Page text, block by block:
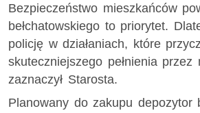
Bezpieczeństwo mieszkańców
bełchatowskiego to priorytet.
policję w działaniach, które
skuteczniejszego pełnienia przez
zaznaczył Starosta.
Planowany do zakupu depozytor